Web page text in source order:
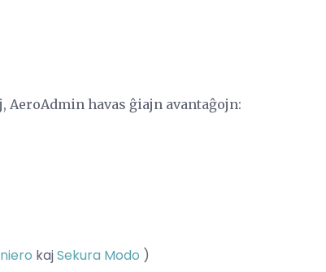
havas ĝiajn avantaĝojn:
kajSekura Modo )